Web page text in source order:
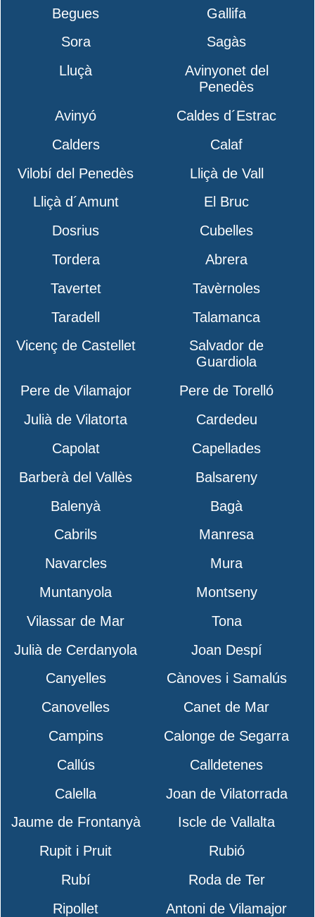
Begues
Gallifa
Sora
Sagàs
Lluçà
Avinyonet del
Penedès
Avinyó
Caldes d´Estrac
Calders
Calaf
Vilobí del Penedès
Lliçà de Vall
Lliçà d´Amunt
El Bruc
Dosrius
Cubelles
Tordera
Abrera
Tavertet
Tavèrnoles
Taradell
Talamanca
Vicenç de Castellet
Salvador de
Guardiola
Pere de Vilamajor
Pere de Torelló
Julià de Vilatorta
Cardedeu
Capolat
Capellades
Barberà del Vallès
Balsareny
Balenyà
Bagà
Cabrils
Manresa
Navarcles
Mura
Muntanyola
Montseny
Vilassar de Mar
Tona
Julià de Cerdanyola
Joan Despí
Canyelles
Cànoves i Samalús
Canovelles
Canet de Mar
Campins
Calonge de Segarra
Callús
Calldetenes
Calella
Joan de Vilatorrada
Jaume de Frontanyà
Iscle de Vallalta
Rupit i Pruit
Rubió
Rubí
Roda de Ter
Ripollet
Antoni de Vilamajor